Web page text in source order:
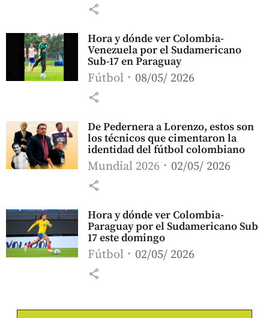
share
Hora y dónde ver Colombia-
Venezuela por el Sudamericano
Sub-17 en Paraguay
Fútbol 08/05/ 2026
share
De Pedernera a Lorenzo, estos son
los técnicos que cimentaron la
identidad del fútbol colombiano
Mundial 2026 02/05/ 2026
share
Hora y dónde ver Colombia-
Paraguay por el Sudamericano Sub
17 este domingo
Fútbol 02/05/ 2026
share